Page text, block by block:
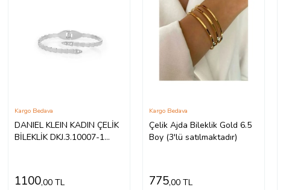
DANIEL KLEIN KADIN ÇELİK
BİLEKLİK DKJ.3.10007-1
Kargo Bedava
1100,00 TL
Çelik Ajda Bileklik Gold 6.5
Boy (3'lü satılmaktadır)
Kargo Bedava
775,00 TL